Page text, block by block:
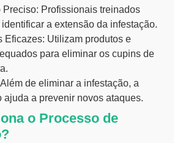
Preciso: Profissionais treinados
a extensão da infestação.
Eficazes: Utilizam produtos e
para eliminar os cupins de
Além de eliminar a infestação, a
ajuda a prevenir novos ataques.
o Processo de